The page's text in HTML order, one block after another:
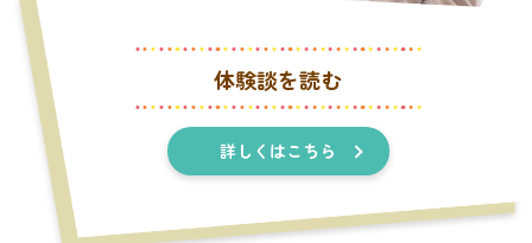
体験談を読む
詳しくはこちら